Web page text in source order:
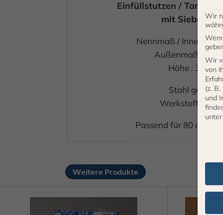
Einfüllstutzen /
mit
Nennmaß / Innenmaß
Außenmaß : 105
Höhe : 30 mm
Stahl gefettet
Werkstoff :
Passend für 80 mm
Weitere Produkte
Wir
Wir
von
(z.
und
unter